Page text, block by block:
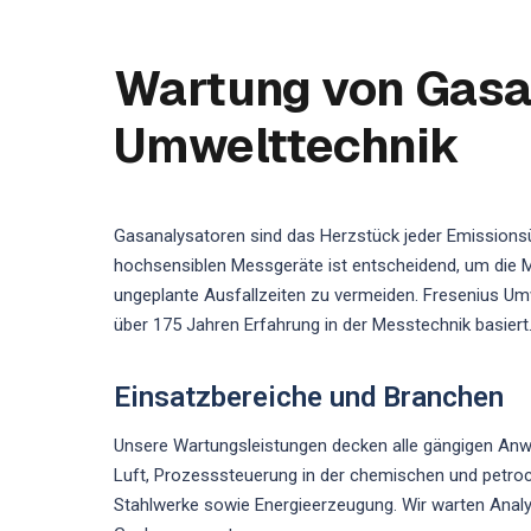
Wartung von
Umwelttechnik
Gasanalysatoren sind das Herzstück jeder
hochsensiblen Messgeräte ist entscheidend, um die
ungeplante Ausfallzeiten zu vermeiden. Fresenius
über 175 Jahren Erfahrung in der Messtechnik basiert.
Einsatzbereiche und Branchen
Unsere Wartungsleistungen decken alle gängigen
Luft, Prozesssteuerung in der chemischen und
Stahlwerke sowie Energieerzeugung. Wir warten